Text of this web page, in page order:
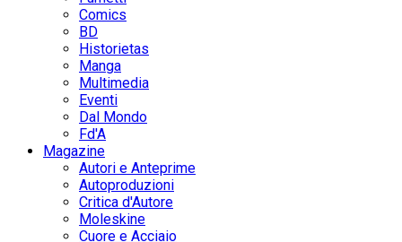
Comics
BD
Historietas
Manga
Multimedia
Eventi
Dal Mondo
Fd'A
Magazine
Autori e Anteprime
Autoproduzioni
Critica d'Autore
Moleskine
Cuore e Acciaio